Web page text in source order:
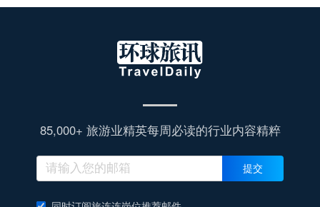
85,000+ 旅游业精英每周必读的行业内容精粹
提交